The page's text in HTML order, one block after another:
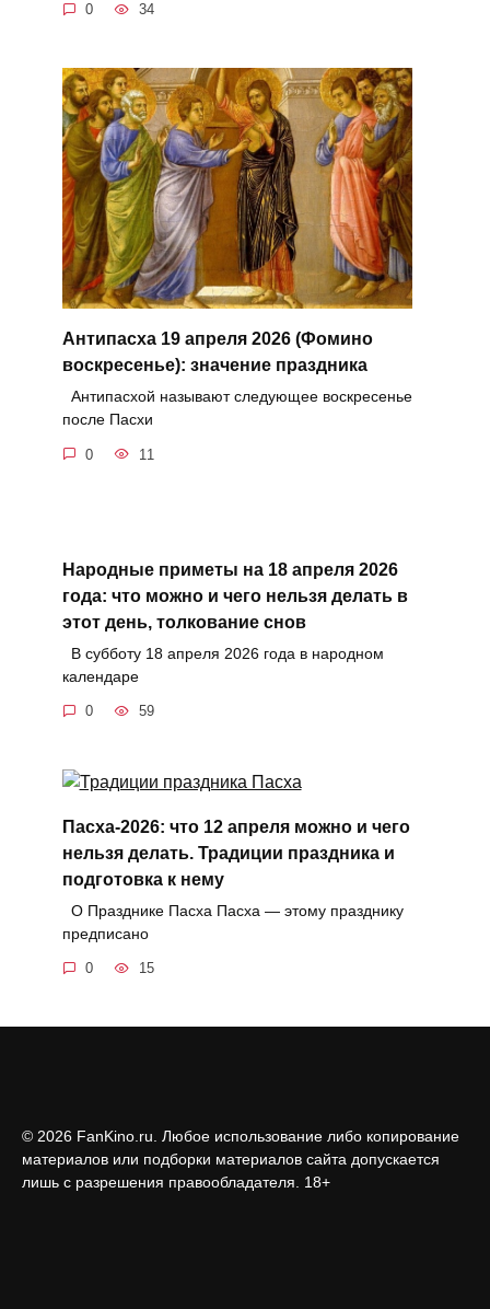
0 34
Антипасха 19 апреля 2026 (Фомино
воскресенье): значение праздника
Антипасхой называют следующее воскресенье
после Пасхи
0 11
Народные приметы на 18 апреля 2026
года: что можно и чего нельзя делать в
этот день, толкование снов
В субботу 18 апреля 2026 года в народном
календаре
0 59
Пасха-2026: что 12 апреля можно и чего
нельзя делать. Традиции праздника и
подготовка к нему
О Празднике Пасха Пасха — этому празднику
предписано
0 15
© 2026 FanKino.ru. Любое использование либо копирование
материалов или подборки материалов сайта допускается
лишь с разрешения правообладателя. 18+